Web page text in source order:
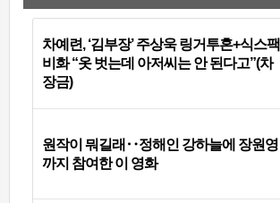
차예련, ‘김부장’ 주상욱 링거투혼+식스팩
비화 “옷 벗는데 아저씨는 안 된다고”(차
장금)
원작이 뭐길래‥정해인 강하늘에 장원영
까지 참여한 이 영화